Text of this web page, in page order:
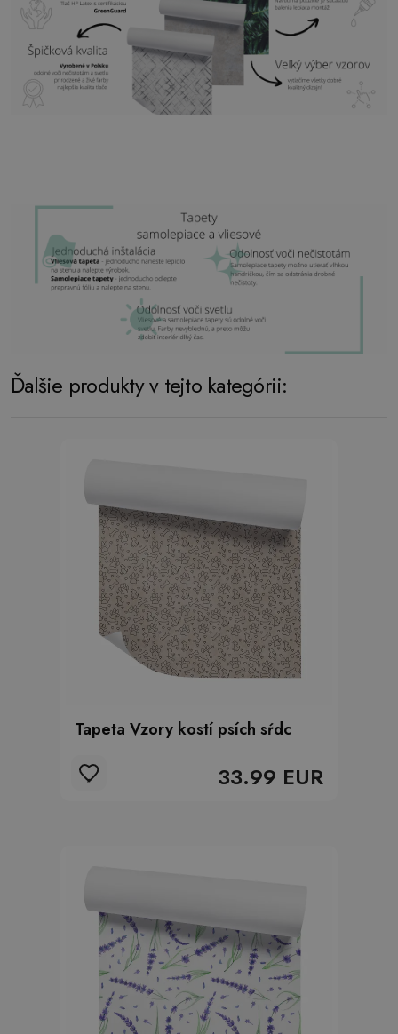
predsieň a mnoho ďalších
Ďalšie produkty v tejto kategórii:
Tapeta Vzory kostí psích sŕdc
33.99 EUR